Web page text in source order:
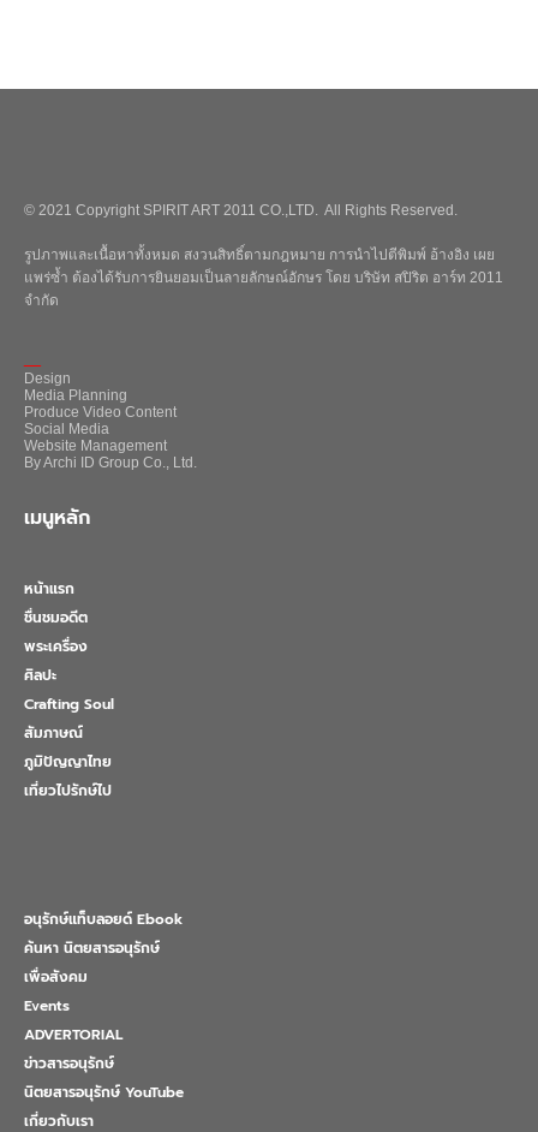
© 2021 Copyright SPIRIT ART 2011 CO.,LTD. All Rights Reserved.
รูปภาพและเนื้อหาทั้งหมด สงวนสิทธิ์ตามกฎหมาย การนำไปตีพิมพ์ อ้างอิง เผย
แพร่ซ้ำ ต้องได้รับการยินยอมเป็นลายลักษณ์อักษร โดย บริษัท สปิริต อาร์ท 2011
จำกัด
Design
Media Planning
Produce Video Content
Social Media
Website Management
By Archi ID Group Co., Ltd.
เมนูหลัก
หน้าแรก
ชื่นชมอดีต
พระเครื่อง
ศิลปะ
Crafting Soul
สัมภาษณ์
ภูมิปัญญาไทย
เที่ยวไปรักษ์ไป
อนุรักษ์แท็บลอยด์ Ebook
ค้นหา นิตยสารอนุรักษ์
เพื่อสังคม
Events
ADVERTORIAL
ข่าวสารอนุรักษ์
นิตยสารอนุรักษ์ YouTube
เกี่ยวกับเรา